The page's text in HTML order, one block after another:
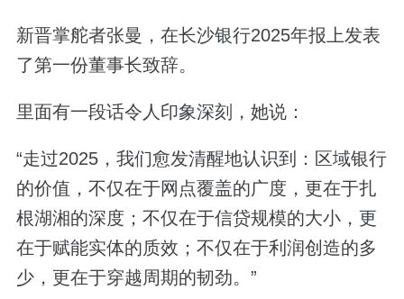
新晋掌舵者张曼，在长沙银行2025年报上发表
了第一份董事长致辞。
里面有一段话令人印象深刻，她说：
“走过2025，我们愈发清醒地认识到：区域银行
的价值，不仅在于网点覆盖的广度，更在于扎
根湖湘的深度；不仅在于信贷规模的大小，更
在于赋能实体的质效；不仅在于利润创造的多
少，更在于穿越周期的韧劲。”